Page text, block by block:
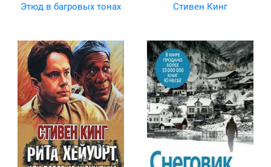
Этюд в багровых тонах
Стивен Кинг